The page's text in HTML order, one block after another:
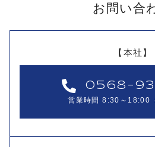
お問い合
【本社】
0568-
営業時間 8:30～18:00